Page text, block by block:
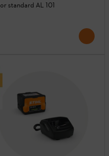
standard AL 101